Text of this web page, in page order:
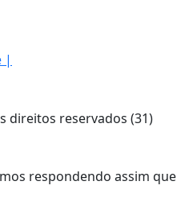
|
direitos reservados (31)
respondendo assim que